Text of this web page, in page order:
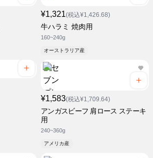
¥1,321(税込¥1,426.68)
牛ハラミ 焼肉用
160~240g
オーストラリア産
¥1,583(税込¥1,709.64)
アンガスビーフ 肩ロース ステーキ
用
240~360g
アメリカ産